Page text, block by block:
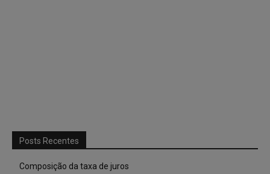
Posts Recentes
Composição da taxa de juros